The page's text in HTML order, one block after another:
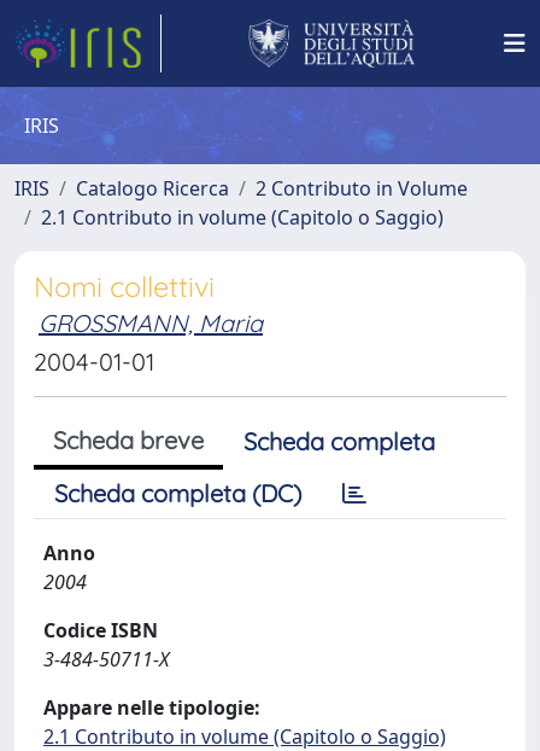
IRIS
IRIS Catalogo Ricerca
2 Contributo in Volume
2.1 Contributo in volume (Capitolo o Saggio)
Nomi collettivi
GROSSMANN, Maria
2004-01-01
Scheda breve
Scheda completa
Scheda completa (DC)
Anno
2004
Codice ISBN
3-484-50711-X
Appare nelle tipologie:
2.1 Contributo in volume (Capitolo o Saggio)